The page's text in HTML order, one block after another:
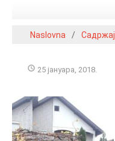
Naslovna / Садржај
25 јануара, 2018.